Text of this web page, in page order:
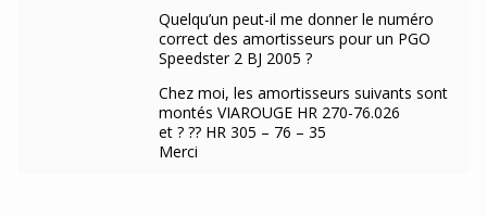
Quelqu’un peut-il me donner le numéro
correct des amortisseurs pour un PGO
Speedster 2 BJ 2005 ?
Chez moi, les amortisseurs suivants sont
montés VIAROUGE HR 270-76.026
et ? ?? HR 305 – 76 – 35
Merci